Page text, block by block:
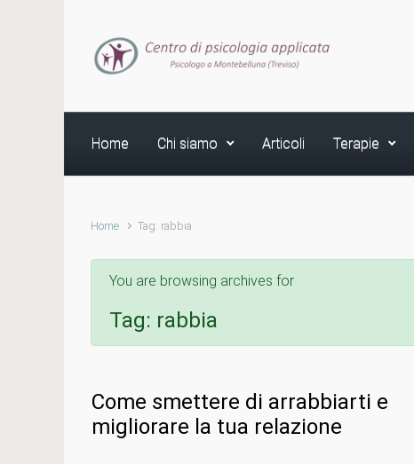
Home Chi siamo Articoli Terapie
Home Tag: rabbia
You are browsing archives for
Tag: rabbia
Come smettere di arrabbiarti e
migliorare la tua relazione